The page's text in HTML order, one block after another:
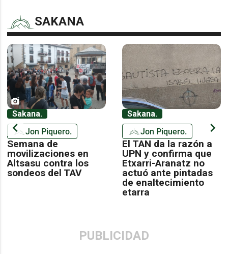
SAKANA
chevron_left
Sakana.
Jon Piquero.
Semana de
movilizaciones en
Altsasu contra los
sondeos del TAV
Sakana.
Jon Piquero.
El TAN da la razón a
UPN y confirma que
Etxarri-Aranatz no
actuó ante pintadas
de enaltecimiento
etarra
chevron_right
PUBLICIDAD